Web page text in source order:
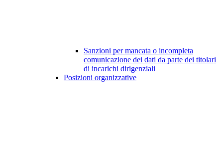
Sanzioni per mancata o incompleta
comunicazione dei dati da parte dei titolari
di incarichi dirigenziali
Posizioni organizzative